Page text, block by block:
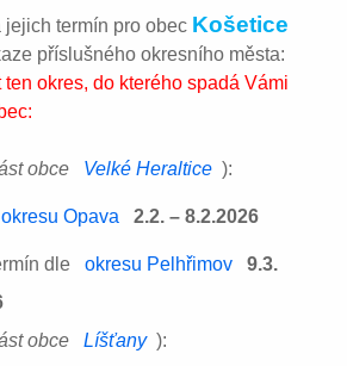
termín pro obec Košetice
příslušného okresního města:
okres, do kterého spadá Vámi
obce Velké Heraltice ):
okresu Opava 2.2. – 8.2.2026
dle okresu Pelhřimov
9.3.
obce Líšťany ):